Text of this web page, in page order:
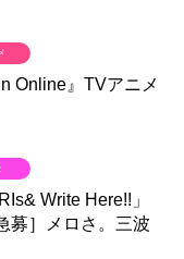
Online』TVアニメ
Write Here!!」
募］メロさ。三波